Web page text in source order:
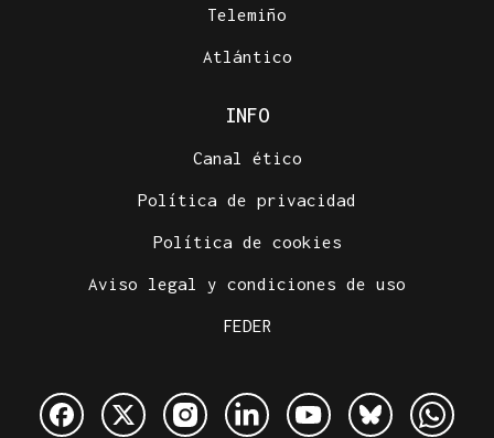
Telemiño
Atlántico
INFO
Canal ético
Política de privacidad
Política de cookies
Aviso legal y condiciones de uso
FEDER